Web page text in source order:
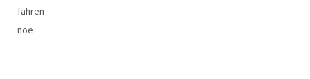
fähren
noe